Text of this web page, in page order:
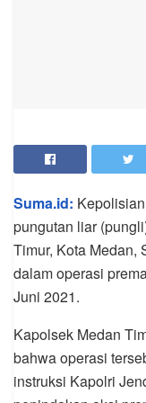
Suma.id:
pungutan liar
Timur, Kota Medan,
dalam operasi
Juni 2021.
Kapolsek Medan
bahwa operasi
instruksi Kapolri